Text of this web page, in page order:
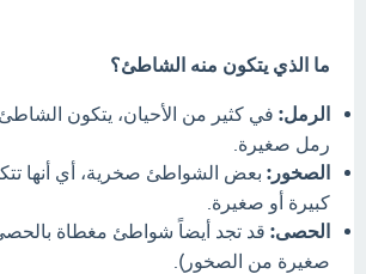
ما الذي يتكون منه الشاطئ؟
الرمل: في كثير من الأحيان، يتكون
رمل صغيرة.
الصخور: بعض الشواطئ صخرية، أي أنها
كبيرة أو صغيرة.
الحصى: قد تجد أيضاً شواطئ مغطاة
صغيرة من الصخور).